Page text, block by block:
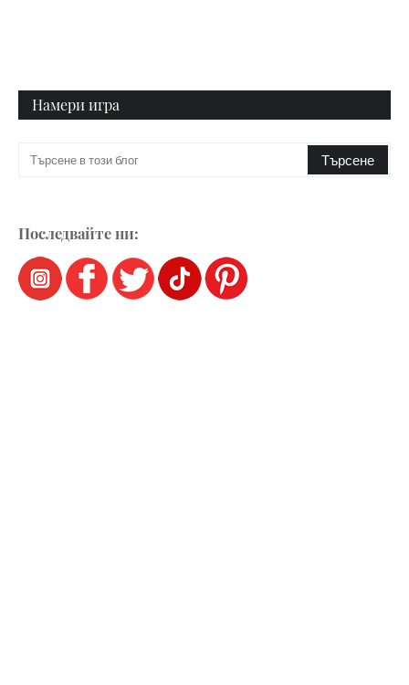
Намери игра
Последвайте ни: